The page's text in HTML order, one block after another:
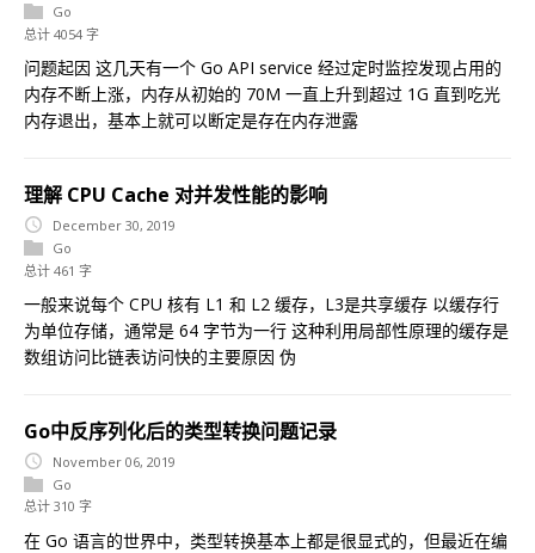
Go
总计 4054 字
问题起因 这几天有一个 Go API service 经过定时监控发现占用的
内存不断上涨，内存从初始的 70M 一直上升到超过 1G 直到吃光
内存退出，基本上就可以断定是存在内存泄露
理解 CPU Cache 对并发性能的影响
December 30, 2019
Go
总计 461 字
一般来说每个 CPU 核有 L1 和 L2 缓存，L3是共享缓存 以缓存行
为单位存储，通常是 64 字节为一行 这种利用局部性原理的缓存是
数组访问比链表访问快的主要原因 伪
Go中反序列化后的类型转换问题记录
November 06, 2019
Go
总计 310 字
在 Go 语言的世界中，类型转换基本上都是很显式的，但最近在编